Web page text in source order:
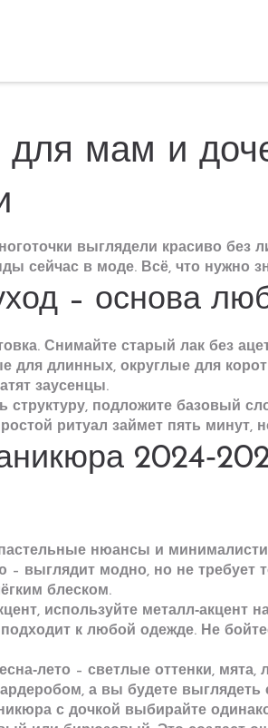
мам и
выглядели красиво без
сейчас в моде. Всё, что нужно
– основа
Снимайте старый лак без
для длинных, округлые для
заусенцы.
структуру, подложите базовый
ритуал займет пять минут,
нюансы и
– выглядит модно, но не требует
блеском.
используйте
к любой одежде. Не
– светлые оттенки,
а вы будете
с дочкой выбирайте